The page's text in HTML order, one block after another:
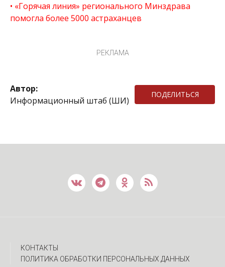
«Горячая линия» регионального Минздрава
помогла более 5000 астраханцев
РЕКЛАМА
Автор:
Информационный штаб (ШИ)
ПОДЕЛИТЬСЯ
КОНТАКТЫ
ПОЛИТИКА ОБРАБОТКИ ПЕРСОНАЛЬНЫХ ДАННЫХ